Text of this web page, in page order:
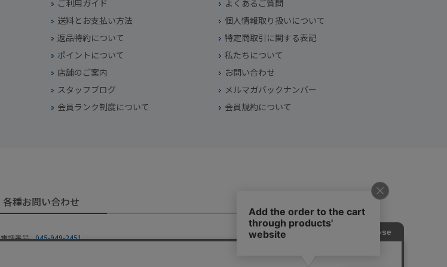
ご利用ガイド
よくあるご質問
送料とお支払い方法
個人情報取り扱いについて
返品特約について
特定商取引に関する表記
ポイントについて
私たちについて
店舗のご案内
お問い合わせ
スタッフブログ
メルマガバックナンバー
会員ランク制度について
会員規約について
各種お問い合わせ
電話番号 045-949-2451